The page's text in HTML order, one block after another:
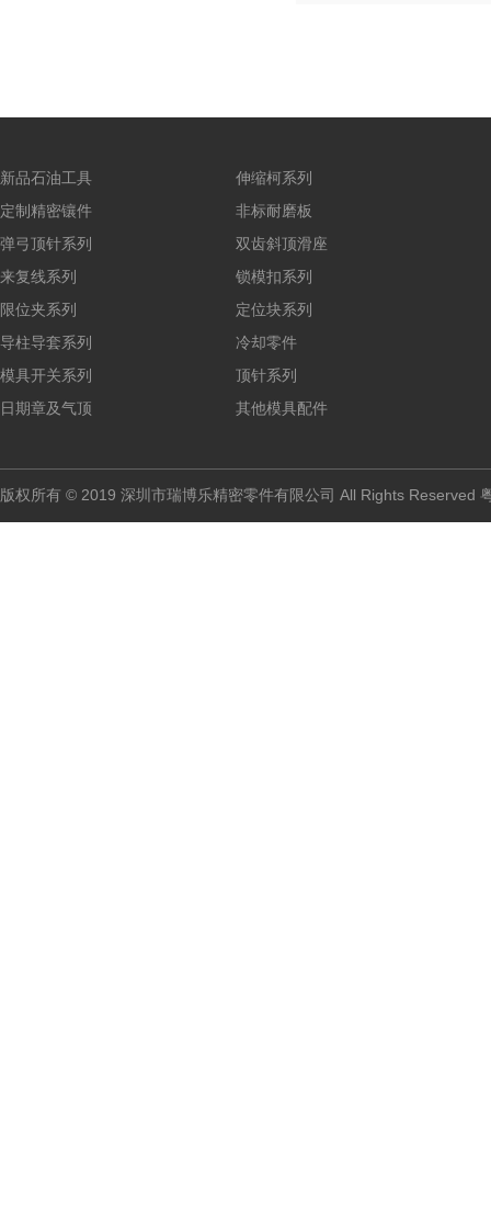
新品石油工具
伸缩柯系列
定制精密镶件
非标耐磨板
弹弓顶针系列
双齿斜顶滑座
来复线系列
锁模扣系列
限位夹系列
定位块系列
导柱导套系列
冷却零件
模具开关系列
顶针系列
日期章及气顶
其他模具配件
版权所有 © 2019 深圳市瑞博乐精密零件有限公司 All Rights Reserved